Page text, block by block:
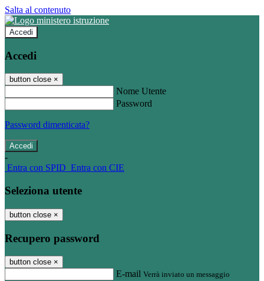
Salta al contenuto
Accedi
Accedi
button close ×
Nome Utente
Password
Password dimenticata?
-
Entra con SPID Entra con CIE
Seleziona utente
button close ×
Recupero password
button close ×
E-mail Verrà inviato un messaggio